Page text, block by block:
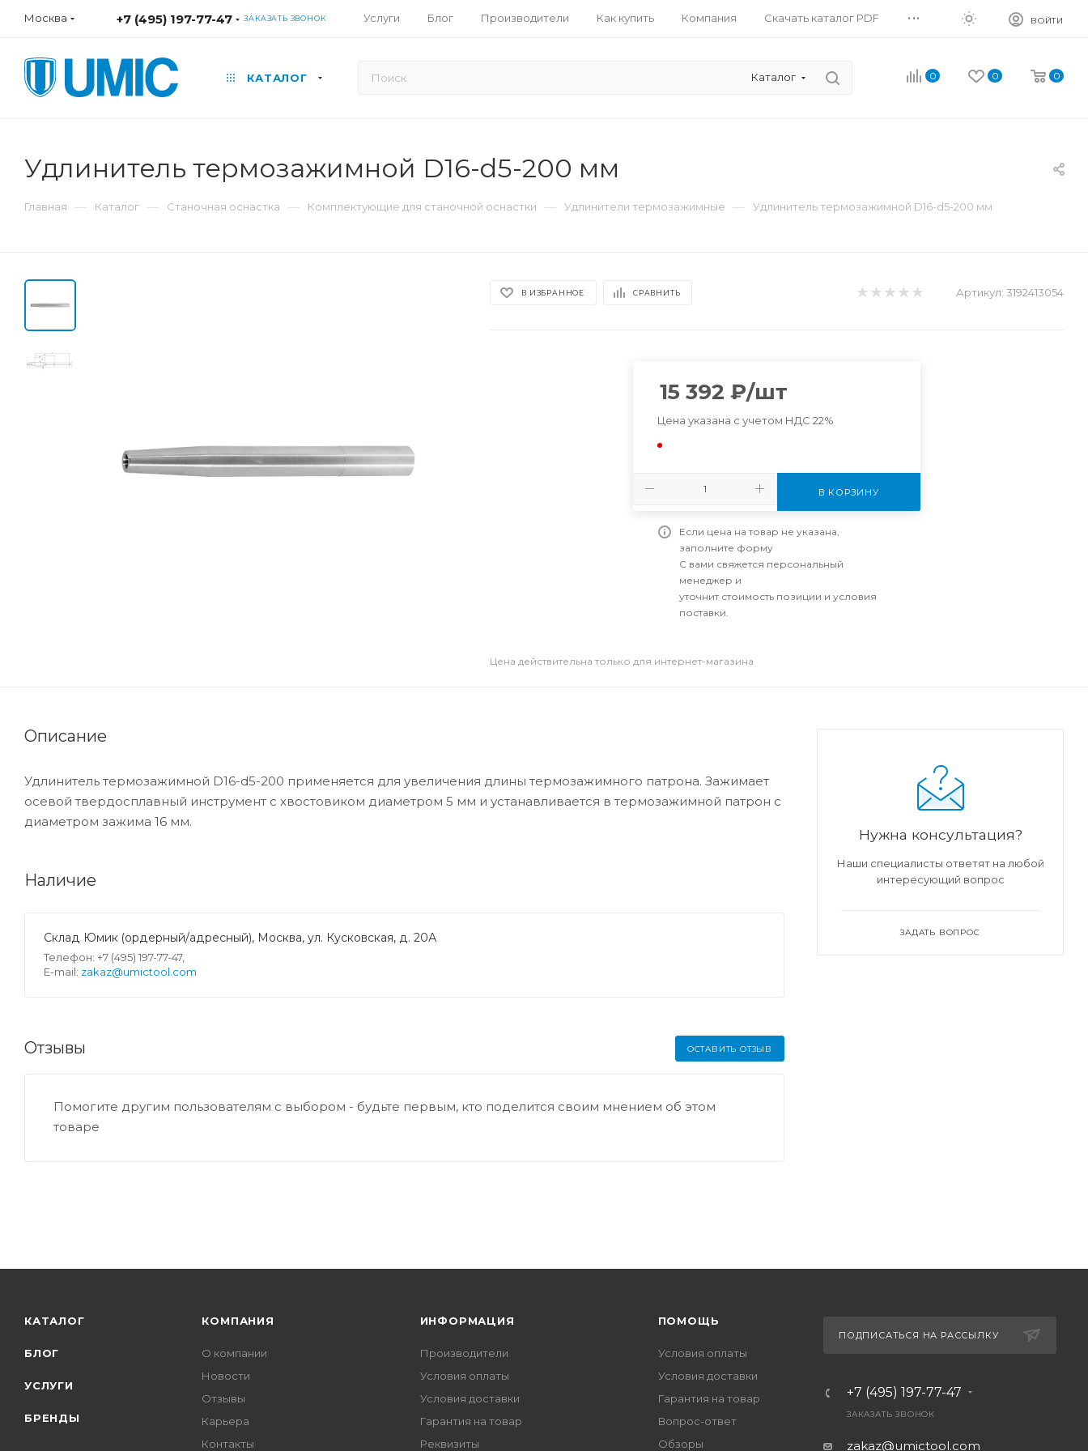
Москва +7 (495) 197-77-47 ЗАКАЗАТЬ ЗВОНОК Услуги Блог Производители Как купить Компания Скачать каталог PDF ... ВОЙТИ
КАТАЛОГ Каталог 0 0 0
Удлинитель термозажимной D16-d5-200 мм
Главная — Каталог — Станочная оснастка — Комплектующие для станочной оснастки — Удлинители термозажимные — Удлинитель термозажимной D16-d5-200 мм
В ИЗБРАННОЕ СРАВНИТЬ Артикул: 3192413054
15 392 ₽/шт
Цена указана с учетом НДС 22%
В КОРЗИНУ
Если цена на товар не указана,
заполните форму
С вами свяжется персональный
менеджер и
уточнит стоимость позиции и условия
поставки.
Цена действительна только для интернет-магазина
Описание
Удлинитель термозажимной D16-d5-200 применяется для увеличения длины термозажимного патрона. Зажимает
осевой твердосплавный инструмент с хвостовиком диаметром 5 мм и устанавливается в термозажимной патрон с
диаметром зажима 16 мм.
Наличие
Склад Юмик (ордерный/адресный), Москва, ул. Кусковская, д. 20А
Телефон: +7 (495) 197-77-47,
E-mail: zakaz@umictool.com
Отзывы ОСТАВИТЬ ОТЗЫВ
Помогите другим пользователям с выбором - будьте первым, кто поделится своим мнением об этом
товаре
Нужна консультация?
Наши специалисты ответят на любой
интересующий вопрос
ЗАДАТЬ ВОПРОС
КАТАЛОГ
БЛОГ
УСЛУГИ
БРЕНДЫ
КОМПАНИЯ
О компании
Новости
Отзывы
Карьера
Контакты
ИНФОРМАЦИЯ
Производители
Условия оплаты
Условия доставки
Гарантия на товар
Реквизиты
ПОМОЩЬ
Условия оплаты
Условия доставки
Гарантия на товар
Вопрос-ответ
Обзоры
ПОДПИСАТЬСЯ НА РАССЫЛКУ
+7 (495) 197-77-47
ЗАКАЗАТЬ ЗВОНОК
zakaz@umictool.com